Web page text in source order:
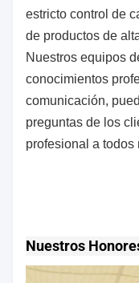
estricto control de
de productos de
Nuestros equipos
conocimientos
comunicación,
preguntas de los
profesional a todos
Nuestros